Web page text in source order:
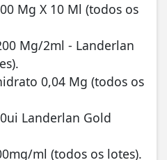
Mg X 10 Ml (todos os
Mg/2ml - Landerlan
0,04 Mg (todos os
Landerlan Gold
ml (todos os lotes).